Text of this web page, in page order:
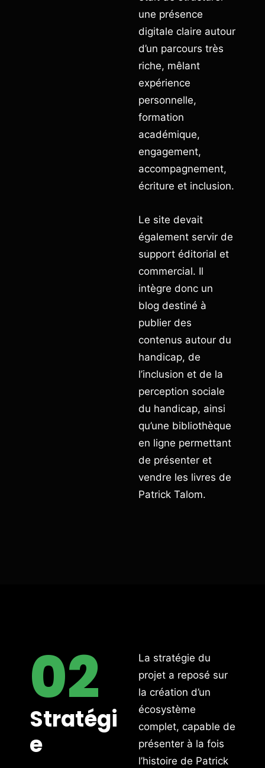
une présence
digitale claire autour
d’un parcours très
riche, mêlant
expérience
personnelle,
formation
académique,
engagement,
accompagnement,
écriture et inclusion.
Le site devait
également servir de
support éditorial et
commercial. Il
intègre donc un
blog destiné à
publier des
contenus autour du
handicap, de
l’inclusion et de la
perception sociale
du handicap, ainsi
qu’une bibliothèque
en ligne permettant
de présenter et
vendre les livres de
Patrick Talom.
02
Stratégi
e
La stratégie du
projet a reposé sur
la création d’un
écosystème
complet, capable de
présenter à la fois
l’histoire de Patrick